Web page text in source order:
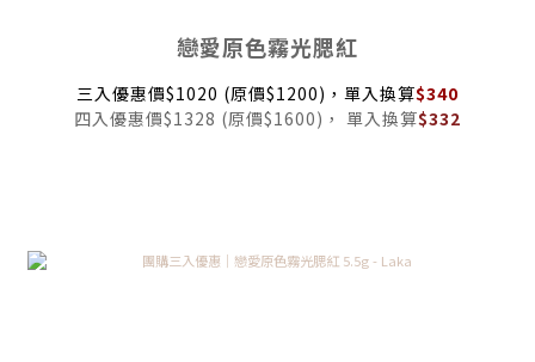
戀愛原色霧光腮紅
三入優惠價$1020 (原價$1200)，單入換算$340
四入優惠價$1328 (原價$1600)， 單入換算$332